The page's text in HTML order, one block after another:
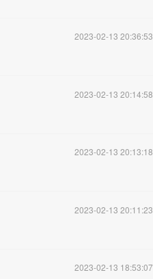
2023-02-13 20:36:53
2023-02-13 20:14:58
2023-02-13 20:13:18
2023-02-13 20:11:23
2023-02-13 18:53:07